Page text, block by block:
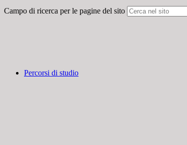
Campo di ricerca per le pagine del sito
Percorsi di studio